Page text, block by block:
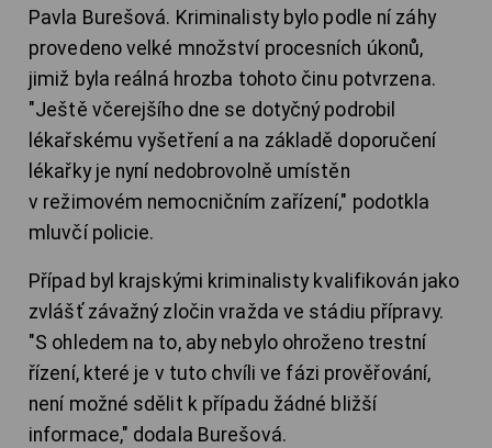
Pavla Burešová. Kriminalisty bylo podle ní záhy
provedeno velké množství procesních úkonů,
jimiž byla reálná hrozba tohoto činu potvrzena.
"Ještě včerejšího dne se dotyčný podrobil
lékařskému vyšetření a na základě doporučení
lékařky je nyní nedobrovolně umístěn
v režimovém nemocničním zařízení," podotkla
mluvčí policie.
Případ byl krajskými kriminalisty kvalifikován jako
zvlášť závažný zločin vražda ve stádiu přípravy.
"S ohledem na to, aby nebylo ohroženo trestní
řízení, které je v tuto chvíli ve fázi prověřování,
není možné sdělit k případu žádné bližší
informace," dodala Burešová.